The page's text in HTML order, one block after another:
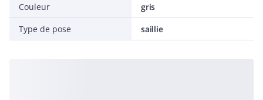
Couleur
gris
Type de pose
saillie